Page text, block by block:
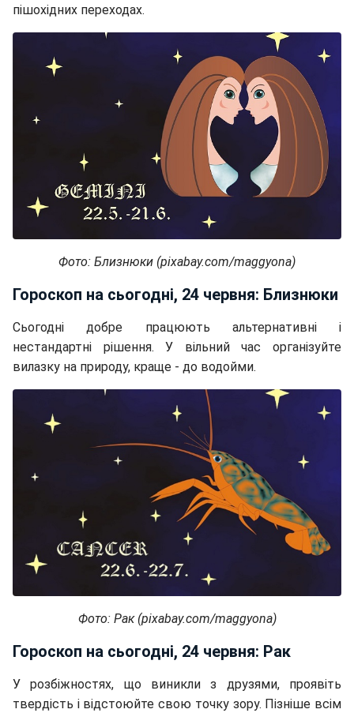
пішохідних переходах.
Фото: Близнюки (pixabay.com/maggyona)
Гороскоп на сьогодні, 24 червня: Близнюки
Сьогодні добре працюють альтернативні і
нестандартні рішення. У вільний час організуйте
вилазку на природу, краще - до водойми.
Фото: Рак (pixabay.com/maggyona)
Гороскоп на сьогодні, 24 червня: Рак
У розбіжностях, що виникли з друзями, проявіть
твердість і відстоюйте свою точку зору. Пізніше всім